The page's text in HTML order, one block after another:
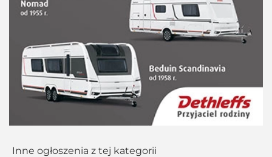
Inne ogłoszenia z tej kategorii